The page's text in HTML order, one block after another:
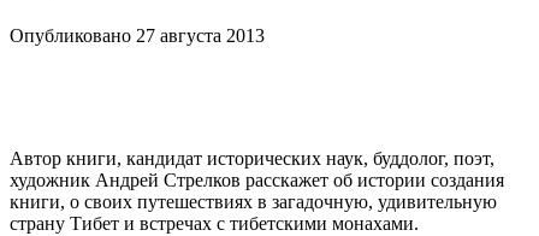
Опубликовано 27 августа 2013
Автор книги, кандидат исторических наук, буддолог, поэт,
художник Андрей Стрелков расскажет об истории создания
книги, о своих путешествиях в загадочную, удивительную
страну Тибет и встречах с тибетскими монахами.